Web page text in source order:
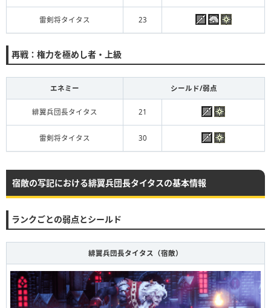
雷剣将タイタス 23
再戦：権力を極めし者・上級
エネミー シールド/弱点
緋翼兵団長タイタス 21
雷剣将タイタス 30
宿敵の写記における緋翼兵団長タイタスの基本情報
ランクごとの弱点とシールド
緋翼兵団長タイタス（宿敵）